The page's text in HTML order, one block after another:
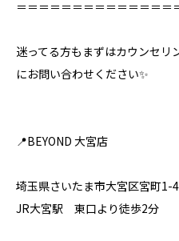
＝＝＝＝＝＝＝＝＝＝＝＝＝＝
迷ってる方もまずはカウンセリ
にお問い合わせください✨⁣
📍BEYOND 大宮店⁣
埼玉県さいたま市大宮区宮町1-
JR大宮駅 東口より徒歩2分⁣